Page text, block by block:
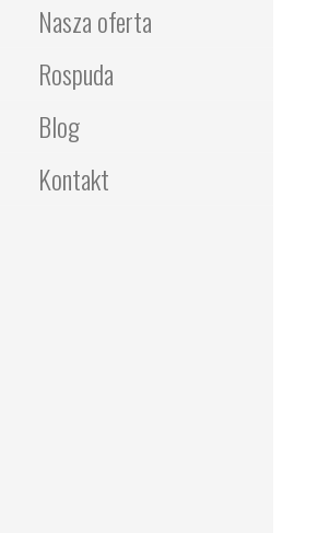
Nasza oferta
Rospuda
Blog
Kontakt